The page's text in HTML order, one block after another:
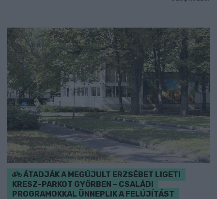
ÁTADJÁK A MEGÚJULT ERZSÉBET LIGETI
KRESZ-PARKOT GYŐRBEN – CSALÁDI
PROGRAMOKKAL ÜNNEPLIK A FELÚJÍTÁST